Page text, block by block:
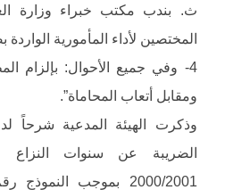
ث‌. بندب مكتب خبراء وزارة
المختصين لأداء المأمورية
4- وفي جميع الأحوال: بإلزام
ومقابل أتعاب المحاماة”.
وذكرت الهيئة المدعية شرحاً